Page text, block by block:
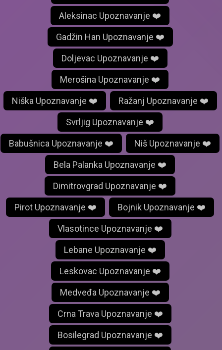
Aleksinac Upoznavanje ❤️
Gadžin Han Upoznavanje ❤️
Doljevac Upoznavanje ❤️
Merošina Upoznavanje ❤️
Niška Upoznavanje ❤️ Ražanj Upoznavanje ❤️
Svrljig Upoznavanje ❤️
Babušnica Upoznavanje ❤️ Niš Upoznavanje ❤️
Bela Palanka Upoznavanje ❤️
Dimitrovgrad Upoznavanje ❤️
Pirot Upoznavanje ❤️ Bojnik Upoznavanje ❤️
Vlasotince Upoznavanje ❤️
Lebane Upoznavanje ❤️
Leskovac Upoznavanje ❤️
Medveđa Upoznavanje ❤️
Crna Trava Upoznavanje ❤️
Bosilegrad Upoznavanje ❤️